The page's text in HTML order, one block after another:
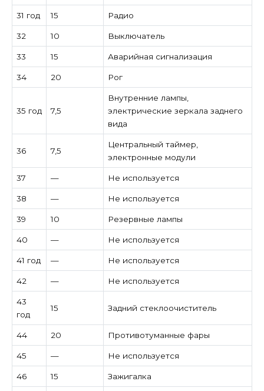
31 год 15 Радио
32 10 Выключатель
33 15 Аварийная сигнализация
34 20 Рог
35 год 7,5
Внутренние лампы,
электрические зеркала заднего
вида
36 7,5
Центральный таймер,
электронные модули
37 — Не используется
38 — Не используется
39 10 Резервные лампы
40 — Не используется
41 год — Не используется
42 — Не используется
43
год
15 Задний стеклоочиститель
44 20 Противотуманные фары
45 — Не используется
46 15 Зажигалка